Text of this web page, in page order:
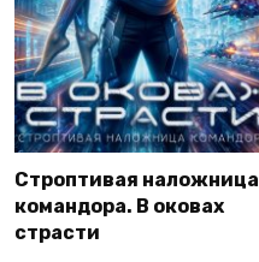
Строптивая наложница
командора. В оковах
страсти